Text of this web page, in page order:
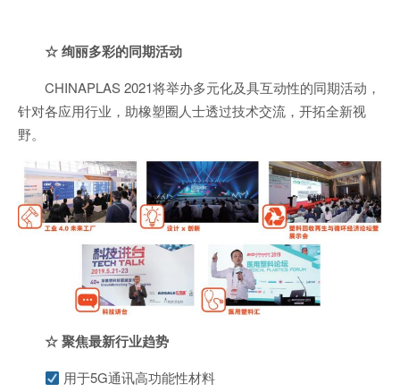
☆绚丽多彩的同期活动
CHINAPLAS 2021将举办多元化及具互动性的同期活动，
针对各应用行业，助橡塑圈人士透过技术交流，开拓全新视
野。
☆聚焦最新行业趋势
用于5G通讯高功能性材料